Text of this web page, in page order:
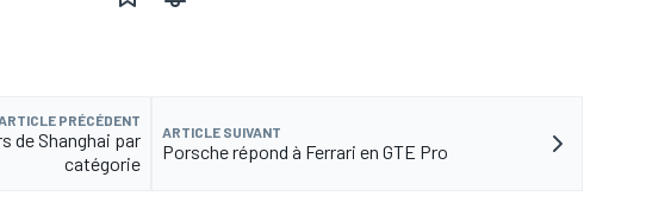
PRÉCÉDENT
de Shanghai par
catégorie
ARTICLE SUIVANT
Porsche répond à Ferrari en GTE Pro